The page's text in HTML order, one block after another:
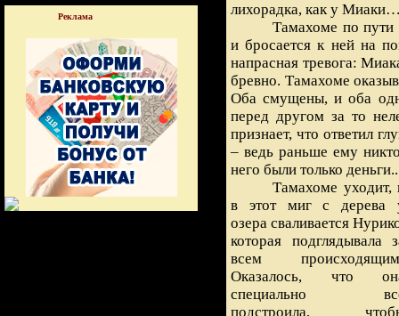
Реклама
лихорадка, как у
Тамахоме по
и бросается к ней на
напрасная тревога:
бревно. Тамахоме
Оба смущены, и оба
перед другом за то
признает, что ответил
– ведь раньше ему
него были только
Тамахоме уходит,
в этот миг с дерева
озера сваливается
которая подглядывала
всем
Оказалось, что
специально
подстроила,